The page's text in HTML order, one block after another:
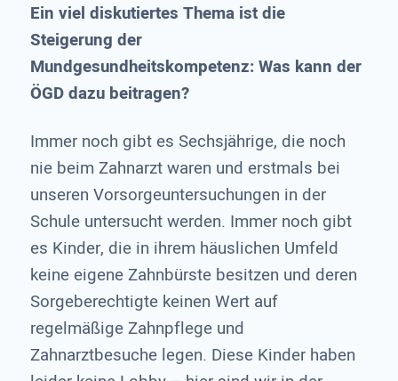
Ein viel diskutiertes Thema ist die
Steigerung der
Mundgesundheitskompetenz: Was kann der
ÖGD dazu beitragen?
Immer noch gibt es Sechsjährige, die noch
nie beim Zahnarzt waren und erstmals bei
unseren Vorsorgeuntersuchungen in der
Schule untersucht werden. Immer noch gibt
es Kinder, die in ihrem häuslichen Umfeld
keine eigene Zahnbürste besitzen und deren
Sorgeberechtigte keinen Wert auf
regelmäßige Zahnpflege und
Zahnarztbesuche legen. Diese Kinder haben